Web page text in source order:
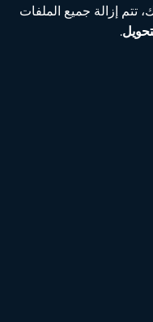
تتم إزالة جميع الملفات
.